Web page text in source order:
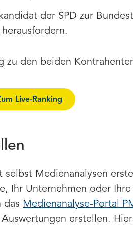
der SPD zur
den beiden
Live-Ranking
Medienanalysen
Ihr Unternehmen oder
das Medienanalyse-Portal
erstellen.